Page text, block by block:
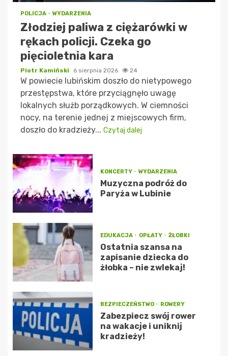
POLICJA WYDARZENIA
Złodziej paliwa z ciężarówki w
rękach policji. Czeka go
pięcioletnia kara
Piotr Kamiński 6 sierpnia 2026 24
W powiecie lubińskim doszło do nietypowego
przestępstwa, które przyciągnęło uwagę
lokalnych służb porządkowych. W ciemności
nocy, na terenie jednej z miejscowych firm,
doszło do kradzieży... Czytaj dalej
KONCERTY WYDARZENIA
Muzyczna podróż do
Paryża w Lubinie
EDUKACJA OPŁATY ŻŁOBKI
Ostatnia szansa na
zapisanie dziecka do
żłobka – nie zwlekaj!
BEZPIECZEŃSTWO ROWERY
Zabezpiecz swój rower
na wakacje i uniknij
kradzieży!